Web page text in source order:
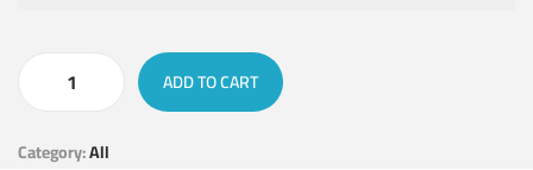
ADD TO CART
Category:All